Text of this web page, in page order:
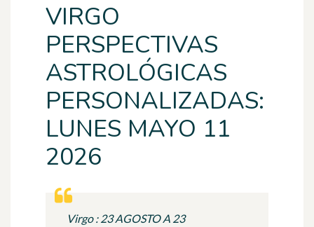
VIRGO
PERSPECTIVAS
ASTROLÓGICAS
PERSONALIZADAS:
LUNES MAYO 11
2026
Virgo : 23 AGOSTO A 23